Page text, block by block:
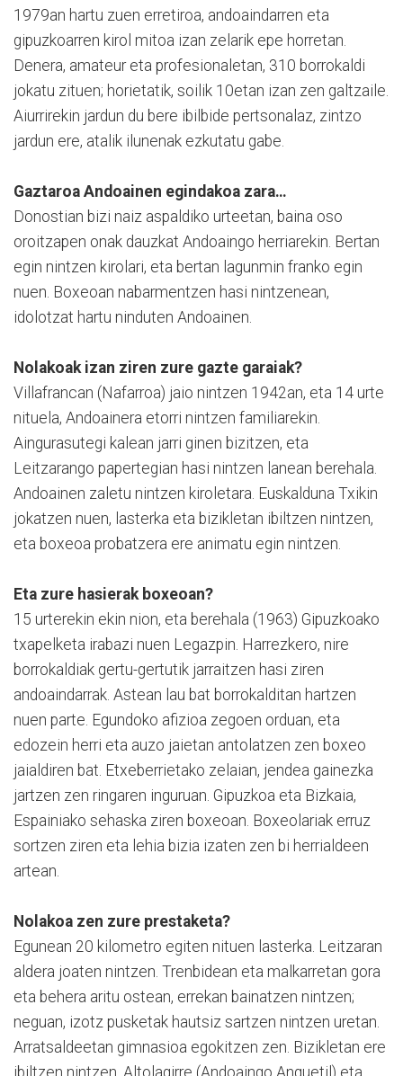
1979an hartu zuen erretiroa, andoaindarren eta
gipuzkoarren kirol mitoa izan zelarik epe horretan.
Denera, amateur eta profesionaletan, 310 borrokaldi
jokatu zituen; horietatik, soilik 10etan izan zen galtzaile.
Aiurrirekin jardun du bere ibilbide pertsonalaz, zintzo
jardun ere, atalik ilunenak ezkutatu gabe.
Gaztaroa Andoainen egindakoa zara…
Donostian bizi naiz aspaldiko urteetan, baina oso
oroitzapen onak dauzkat Andoaingo herriarekin. Bertan
egin nintzen kirolari, eta bertan lagunmin franko egin
nuen. Boxeoan nabarmentzen hasi nintzenean,
idolotzat hartu ninduten Andoainen.
Nolakoak izan ziren zure gazte garaiak?
Villafrancan (Nafarroa) jaio nintzen 1942an, eta 14 urte
nituela, Andoainera etorri nintzen familiarekin.
Aingurasutegi kalean jarri ginen bizitzen, eta
Leitzarango papertegian hasi nintzen lanean berehala.
Andoainen zaletu nintzen kiroletara. Euskalduna Txikin
jokatzen nuen, lasterka eta bizikletan ibiltzen nintzen,
eta boxeoa probatzera ere animatu egin nintzen.
Eta zure hasierak boxeoan?
15 urterekin ekin nion, eta berehala (1963) Gipuzkoako
txapelketa irabazi nuen Legazpin. Harrezkero, nire
borrokaldiak gertu-gertutik jarraitzen hasi ziren
andoaindarrak. Astean lau bat borrokalditan hartzen
nuen parte. Egundoko afizioa zegoen orduan, eta
edozein herri eta auzo jaietan antolatzen zen boxeo
jaialdiren bat. Etxeberrietako zelaian, jendea gainezka
jartzen zen ringaren inguruan. Gipuzkoa eta Bizkaia,
Espainiako sehaska ziren boxeoan. Boxeolariak erruz
sortzen ziren eta lehia bizia izaten zen bi herrialdeen
artean.
Nolakoa zen zure prestaketa?
Egunean 20 kilometro egiten nituen lasterka. Leitzaran
aldera joaten nintzen. Trenbidean eta malkarretan gora
eta behera aritu ostean, errekan bainatzen nintzen;
neguan, izotz pusketak hautsiz sartzen nintzen uretan.
Arratsaldeetan gimnasioa egokitzen zen. Bizikletan ere
ibiltzen nintzen, Altolagirre (Andoaingo Anquetil) eta